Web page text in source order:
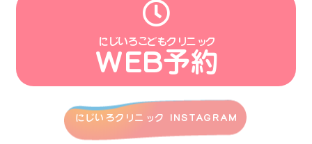
にじいろこどもクリニック
WEB予約
にじいろクリニック INSTAGRAM